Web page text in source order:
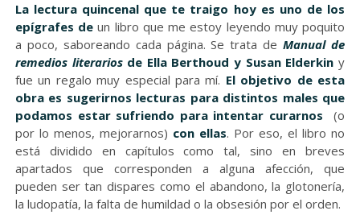
La lectura quincenal que te traigo hoy es uno de los
epígrafes de un libro que me estoy leyendo muy poquito
a poco, saboreando cada página. Se trata deManual de
remedios literariosde Ella Berthoud y Susan Elderkin y
fue un regalo muy especial para mí. El objetivo de esta
obra es sugerirnos lecturas para distintos males que
podamos estar sufriendo para intentar curarnos(o
por lo menos, mejorarnos) con ellas. Por eso, el libro no
está dividido en capítulos como tal, sino en breves
apartados que corresponden a alguna afección, que
pueden ser tan dispares como el abandono, la glotonería,
la ludopatía, la falta de humildad o la obsesión por el orden.